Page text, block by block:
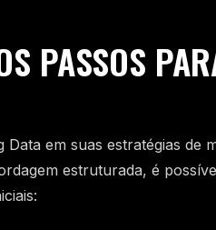
PASSOS
Data em suas estratégias
estruturada, é